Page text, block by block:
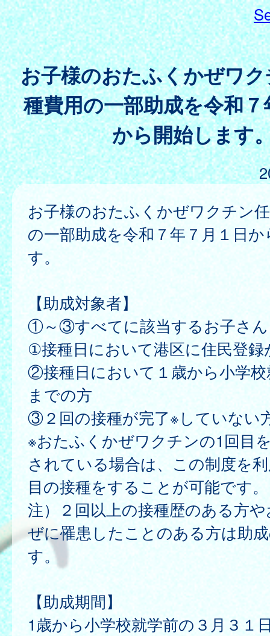
お子様のおたふくかぜワ
種費用の一部助成を令和
から開始します
お子様のおたふくかぜワクチン
の一部助成を令和７年７月１日
す。
【助成対象者】
①～③すべてに該当するお子さん
①接種日において港区に住民登録
②接種日において１歳から小学校
までの方
③２回の接種が完了※していない
※おたふくかぜワクチンの1回目
されている場合は、この制度を
目の接種をすることが可能です。
注）２回以上の接種歴のある方
ぜに罹患したことのある方は助
す。
【助成期間】
1歳から小学校就学前の３月３１